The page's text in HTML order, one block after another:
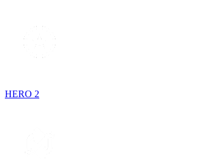
HERO 2